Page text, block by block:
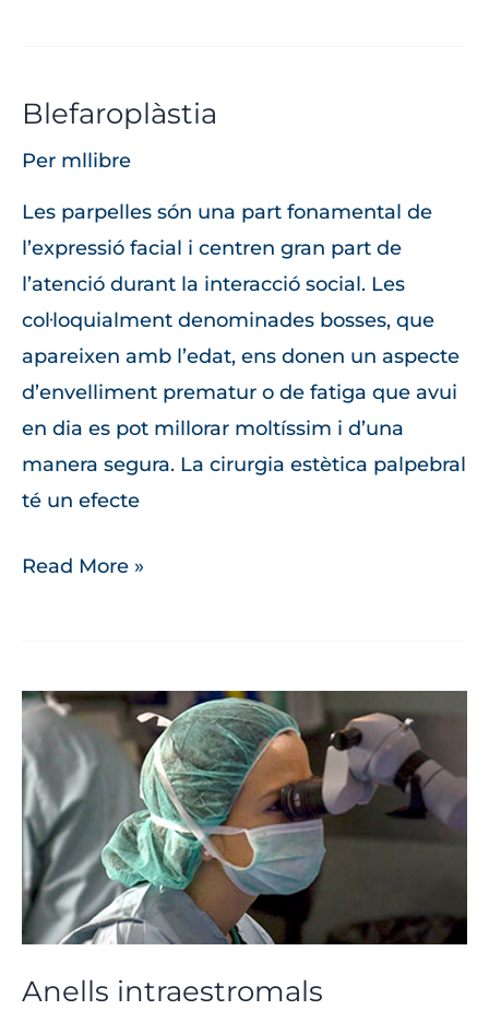
Blefaroplàstia
Per mllibre
Les parpelles són una part fonamental de
l’expressió facial i centren gran part de
l’atenció durant la interacció social. Les
col·loquialment denominades bosses, que
apareixen amb l’edat, ens donen un aspecte
d’envelliment prematur o de fatiga que avui
en dia es pot millorar moltíssim i d’una
manera segura. La cirurgia estètica palpebral
té un efecte
Blefaroplàstia
Read More »
Anells intraestromals
Anells
intraestromals